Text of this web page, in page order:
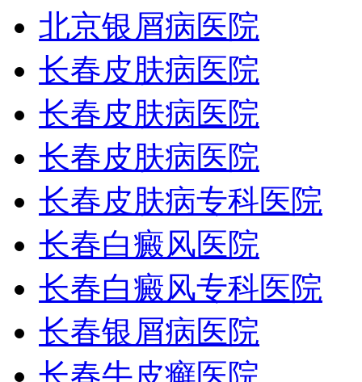
北京银屑病医院
长春皮肤病医院
长春皮肤病医院
长春皮肤病医院
长春皮肤病专科医院
长春白癜风医院
长春白癜风专科医院
长春银屑病医院
长春牛皮癣医院